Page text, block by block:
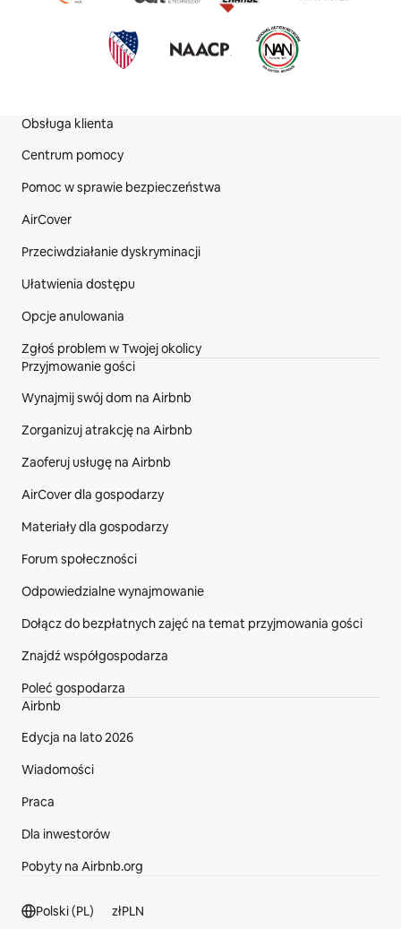
Stopka strony internetowej
Obsługa klienta
Centrum pomocy
Pomoc w sprawie bezpieczeństwa
AirCover
Przeciwdziałanie dyskryminacji
Ułatwienia dostępu
Opcje anulowania
Zgłoś problem w Twojej okolicy
Przyjmowanie gości
Wynajmij swój dom na Airbnb
Zorganizuj atrakcję na Airbnb
Zaoferuj usługę na Airbnb
AirCover dla gospodarzy
Materiały dla gospodarzy
Forum społeczności
Odpowiedzialne wynajmowanie
Dołącz do bezpłatnych zajęć na temat przyjmowania gości
Znajdź współgospodarza
Poleć gospodarza
Airbnb
Edycja na lato 2026
Wiadomości
Praca
Dla inwestorów
Pobyty na Airbnb.org
Sekcja stopki
Polski (PL) złPLN